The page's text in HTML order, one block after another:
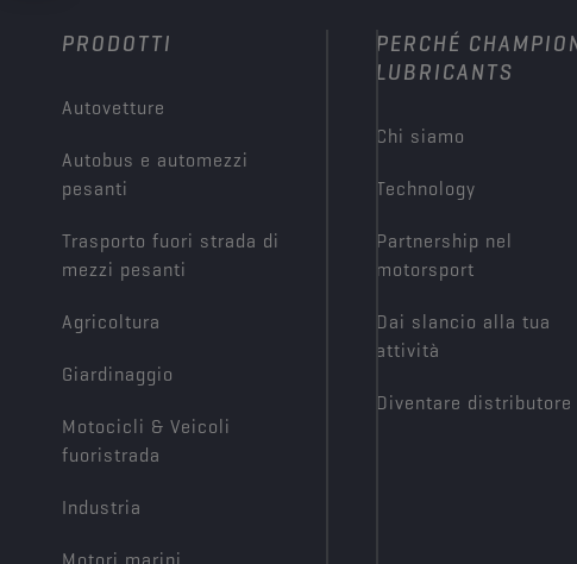
PRODOTTI
Autovetture
Autobus e automezzi
pesanti
Trasporto fuori strada di
mezzi pesanti
Agricoltura
Giardinaggio
Motocicli & Veicoli
fuoristrada
Industria
PERCHÉ
LUBRICANTS
Chi siamo
Technology
Partnership nel
motorsport
Dai slancio alla tua
attività
Diventare distributore